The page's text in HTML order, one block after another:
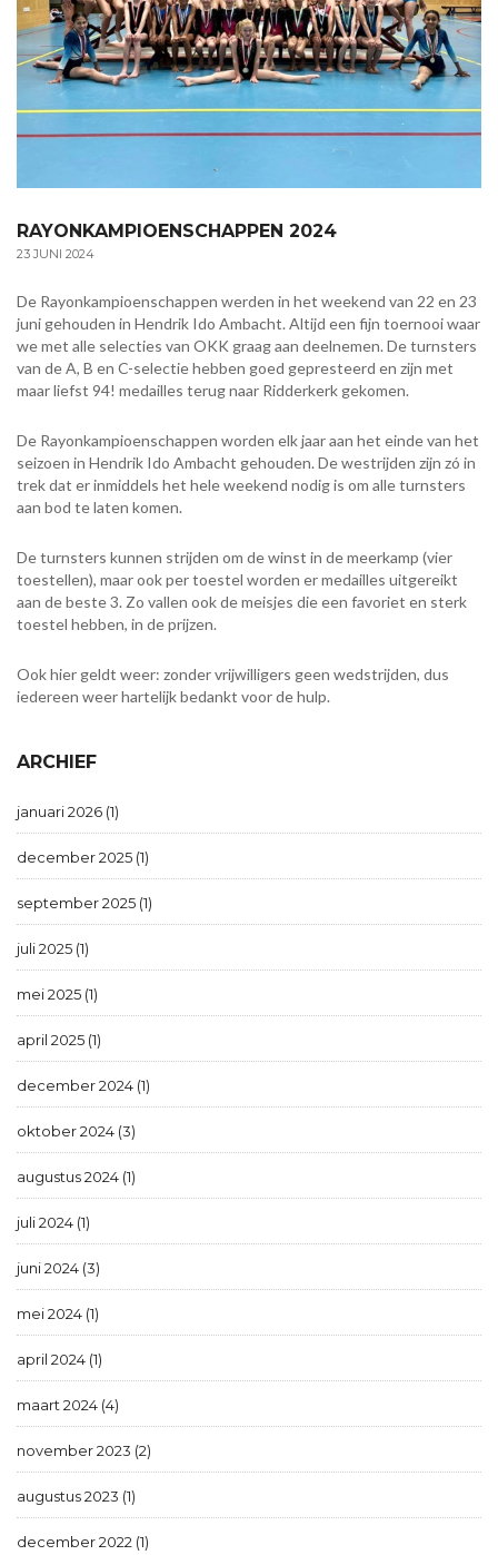
RAYONKAMPIOENSCHAPPEN 2024
23 JUNI 2024
De Rayonkampioenschappen werden in het weekend van 22 en 23
juni gehouden in Hendrik Ido Ambacht. Altijd een fijn toernooi waar
we met alle selecties van OKK graag aan deelnemen. De turnsters
van de A, B en C-selectie hebben goed gepresteerd en zijn met
maar liefst 94! medailles terug naar Ridderkerk gekomen.
De Rayonkampioenschappen worden elk jaar aan het einde van het
seizoen in Hendrik Ido Ambacht gehouden. De westrijden zijn zó in
trek dat er inmiddels het hele weekend nodig is om alle turnsters
aan bod te laten komen.
De turnsters kunnen strijden om de winst in de meerkamp (vier
toestellen), maar ook per toestel worden er medailles uitgereikt
aan de beste 3. Zo vallen ook de meisjes die een favoriet en sterk
toestel hebben, in de prijzen.
Ook hier geldt weer: zonder vrijwilligers geen wedstrijden, dus
iedereen weer hartelijk bedankt voor de hulp.
ARCHIEF
januari 2026 (1)
december 2025 (1)
september 2025 (1)
juli 2025 (1)
mei 2025 (1)
april 2025 (1)
december 2024 (1)
oktober 2024 (3)
augustus 2024 (1)
juli 2024 (1)
juni 2024 (3)
mei 2024 (1)
april 2024 (1)
maart 2024 (4)
november 2023 (2)
augustus 2023 (1)
december 2022 (1)